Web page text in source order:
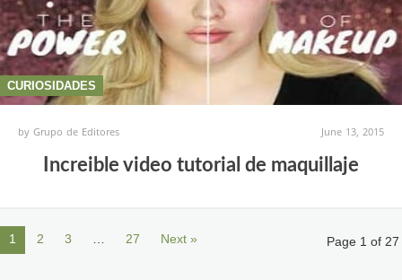
CURIOSIDADES
byGrupo de Editores June 13, 2015
Increible video tutorial de maquillaje
1 2 3 27 Next » Page 1 of 27